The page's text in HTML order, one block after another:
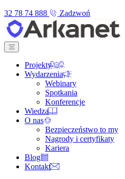
32 78 74 888
Zadzwoń
Projekty
Wydarzenia
Webinary
Spotkania
Konferencje
Wiedza
O nas
Bezpieczeństwo to my
Nagrody i certyfikaty
Kariera
Blog
Kontakt